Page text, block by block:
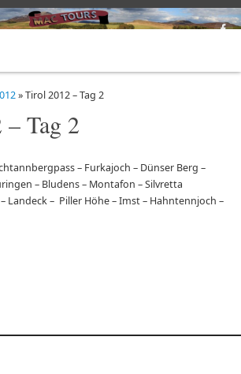
» Tirol 2012 – Tag 2
Tag 2
– Furkajoch – Dünser Berg –
– Bludens – Montafon – Silvretta
Landeck – Piller Höhe – Imst – Hahntennjoch –